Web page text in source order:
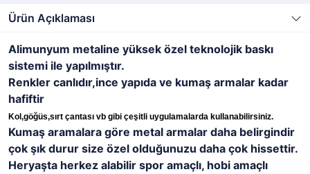
Ürün Açıklaması
Alimunyum metaline yüksek özel teknolojik baskı
sistemi ile yapılmıştır.
Renkler canlıdır,ince yapıda ve kumaş armalar kadar
hafiftir
Kol,göğüs,sırt çantası vb gibi çeşitli uygulamalarda kullanabilirsiniz.
Kumaş aramalara göre metal armalar daha belirgindir
çok şık durur size özel olduğunuzu daha çok hissettir.
Heryaşta herkez alabilir spor amaçlı, hobi amaçlı